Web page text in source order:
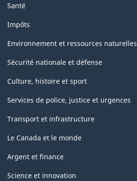
Santé
Impôts
Environnement et ressources naturelles
Sécurité nationale et défense
Culture, histoire et sport
Services de police, justice et urgences
Transport et infrastructure
Le Canada et le monde
Argent et finance
Science et innovation